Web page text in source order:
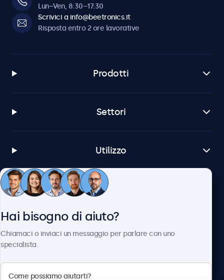
Lun–Ven, 8:30–17:30
Scrivici a info@beetronics.it
Risposta entro 2 ore lavorative
Prodotti
Settori
Utilizzo
Servizio Clienti
Hai bisogno di aiuto?
Chiamaci o inviaci un messaggio per parlare con uno
specialista.